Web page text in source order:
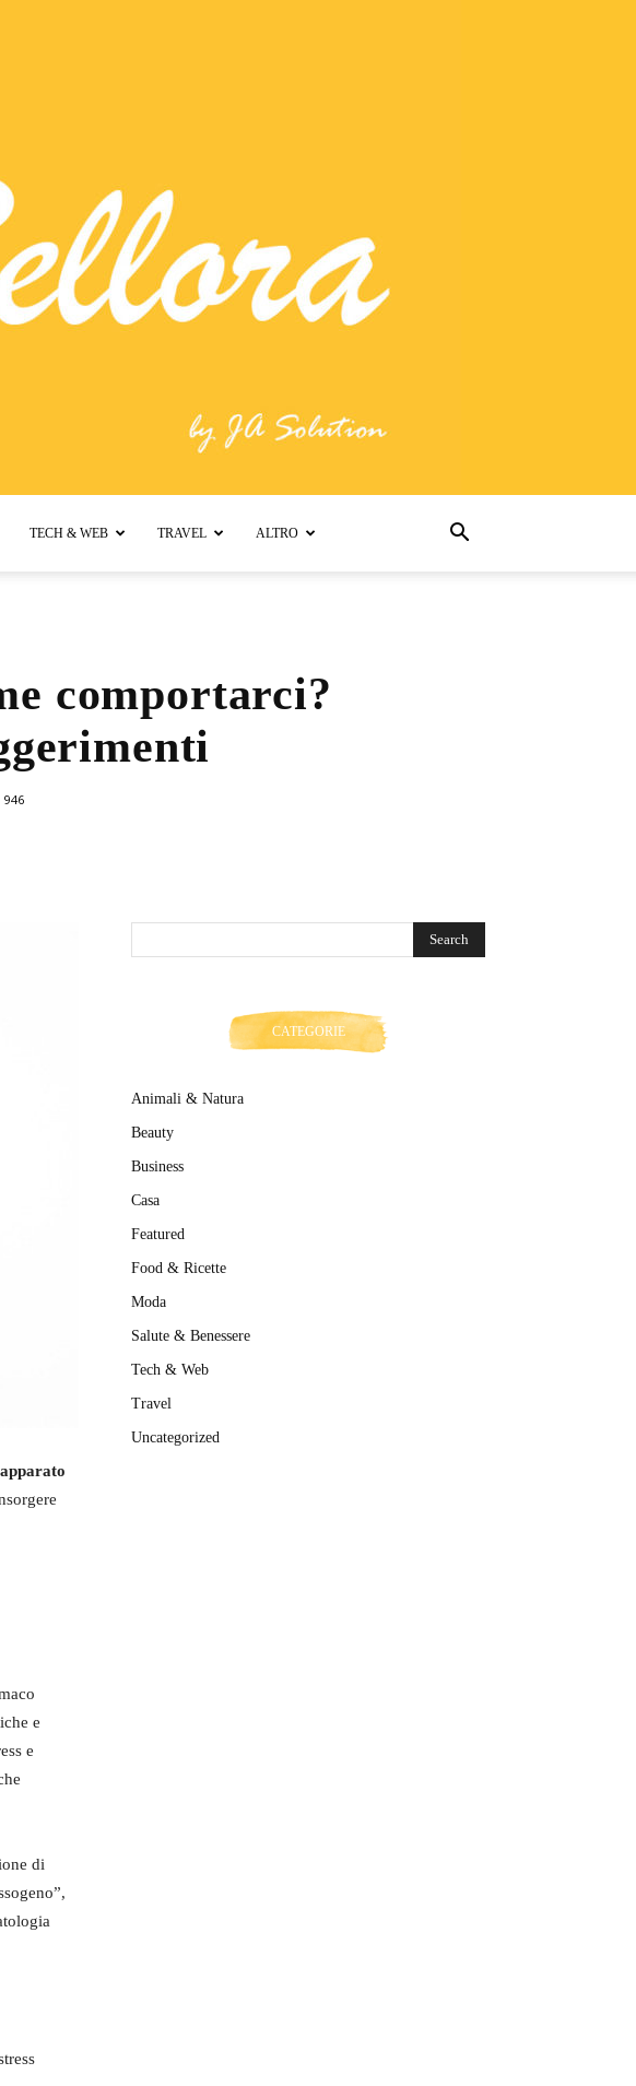
TECH & WEB TRAVEL ALTRO
comportarci?
946
apparato
e
e
di
CATEGORIE
Animali & Natura
Beauty
Business
Casa
Featured
Food & Ricette
Moda
Salute & Benessere
Tech & Web
Travel
Uncategorized